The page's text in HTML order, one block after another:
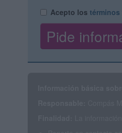
Acepto los